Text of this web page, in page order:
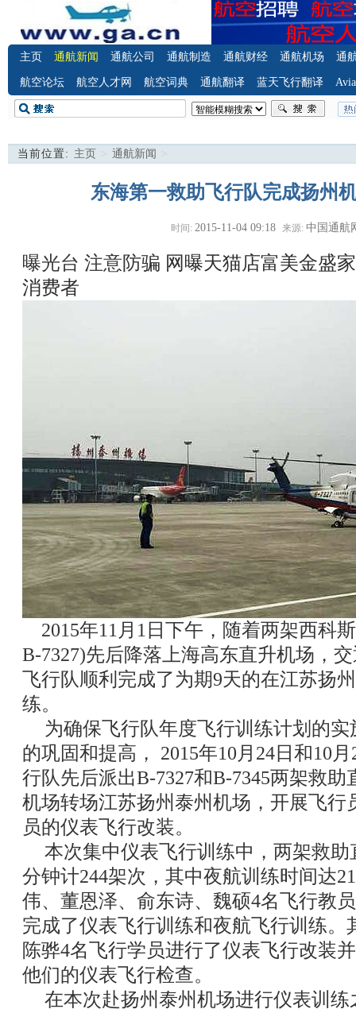
主页 通航新闻 通航公司 通航制造 通航财经 通航机场 通
航空论坛 航空人才网 航空词典 通航翻译 蓝天飞行翻译
当前位置: 主页 > 通航新闻 >
东海第一救助飞行队完成扬州
时间: 2015-11-04 09:18 来源: 中国通航
曝光台 注意防骗 网曝天猫店富美金盛
消费者
2015年11月1日下午，随着两架西科
B-7327)先后降落上海高东直升机场，
飞行队顺利完成了为期9天的在江苏扬
练。
为确保飞行队年度飞行训练计划的
的巩固和提高， 2015年10月24日和10
行队先后派出B-7327和B-7345两架救
机场转场江苏扬州泰州机场，开展飞行
员的仪表飞行改装。
本次集中仪表飞行训练中，两架救助
分钟计244架次，其中夜航训练时间达
伟、董恩泽、俞东诗、魏硕4名飞行教
完成了仪表飞行训练和夜航飞行训练。
陈骅4名飞行学员进行了仪表飞行改装
他们的仪表飞行检查。
在本次赴扬州泰州机场进行仪表训